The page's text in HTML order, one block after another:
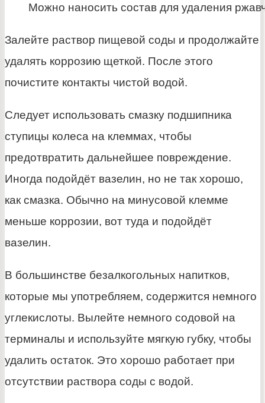
Можно наносить состав для удаления
Залейте раствор пищевой соды и продолжайте
удалять коррозию щеткой. После этого
почистите контакты чистой водой.
Следует использовать смазку подшипника
ступицы колеса на клеммах, чтобы
предотвратить дальнейшее повреждение.
Иногда подойдёт вазелин, но не так хорошо,
как смазка. Обычно на минусовой клемме
меньше коррозии, вот туда и подойдёт
вазелин.
В большинстве безалкогольных напитков,
которые мы употребляем, содержится немного
углекислоты. Вылейте немного содовой на
терминалы и используйте мягкую губку, чтобы
удалить остаток. Это хорошо работает при
отсутствии раствора соды с водой.